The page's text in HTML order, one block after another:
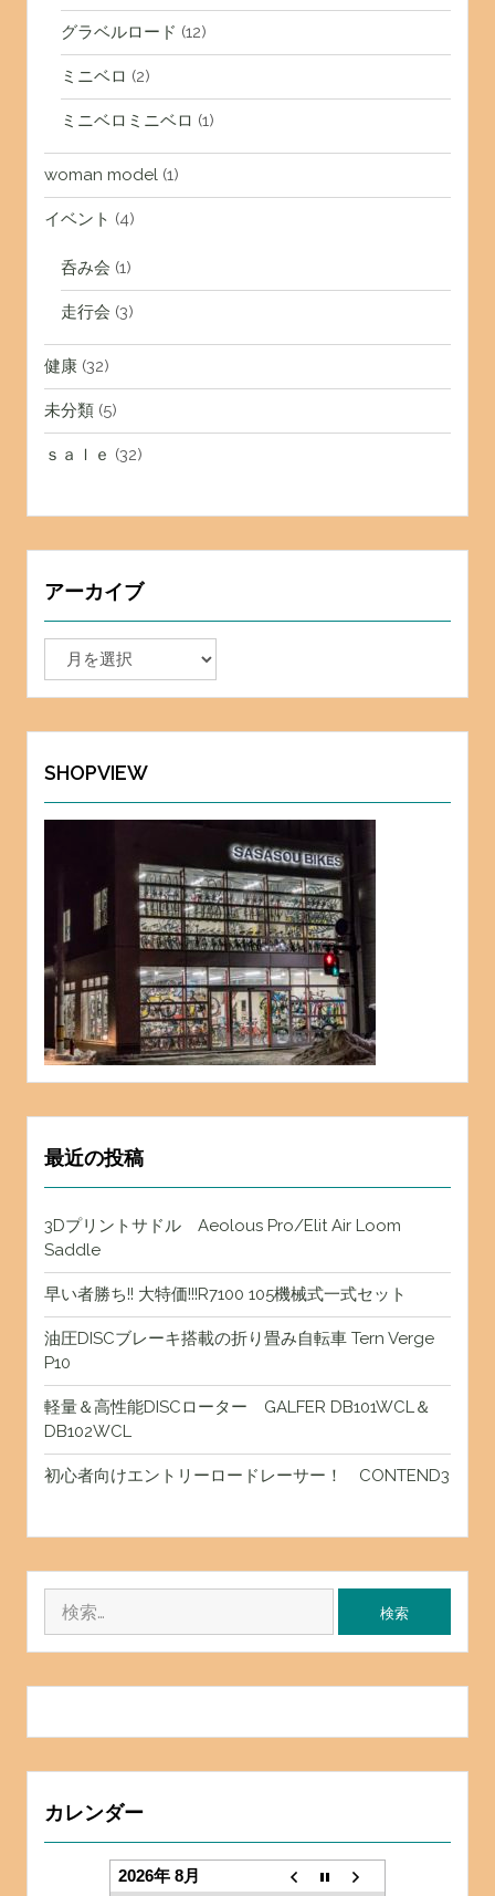
グラベルロード (12)
ミニベロ (2)
ミニベロミニベロ (1)
woman model(1)
イベント (4)
呑み会 (1)
走行会 (3)
健康(32)
未分類(5)
ｓａｌｅ (32)
アーカイブ
カ
SHOPVIEW
最近の投稿
3Dプリントサドル Aeolous Pro/Elit Air Loom
Saddle
早い者勝ち!! 大特価!!!R7100 105機械式一式セット
油圧DISCブレーキ搭載の折り畳み自転車 Tern Verge
P10
軽量＆高性能DISCローター GALFER DB101WCL＆
DB102WCL
初心者向けエントリーロードレーサー！ CONTEND3
カレンダー
2026年 8月